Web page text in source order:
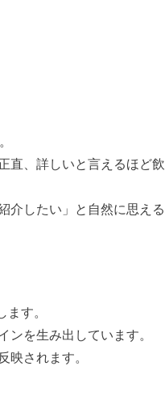
直、詳しいと言えるほど飲
介したい」と自然に思える
す。
を生み出しています。
映されます。